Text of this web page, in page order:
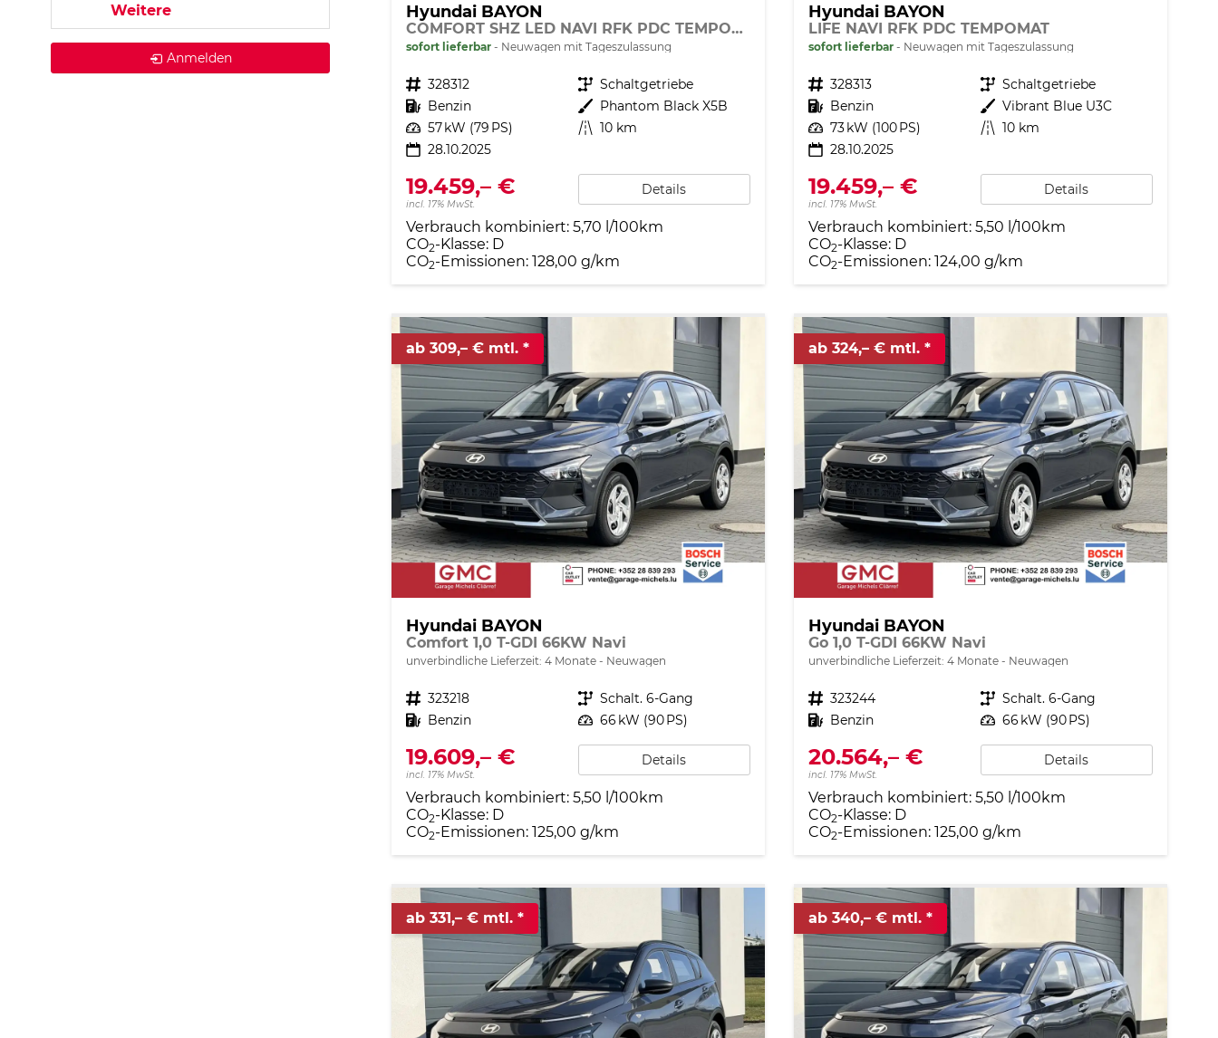
Hyundai BAYON
COMFORT SHZ LED NAVI RFK PDC TEMPOMAT
sofort lieferbar Neuwagen mit Tageszulassung
Fahrzeugnr. 328312 Getriebe Schaltgetriebe
Kraftstoff Benzin Außenfarbe Phantom Black X5B
Leistung 57 kW (79 PS) Kilometerstand 10 km
28.10.2025
19.459,– €
incl. 17% MwSt.
Details
Verbrauch kombiniert: 5,70 l/100km
CO2-Klasse: D
CO2-Emissionen: 128,00 g/km
Hyundai BAYON
LIFE NAVI RFK PDC TEMPOMAT
sofort lieferbar Neuwagen mit Tageszulassung
Fahrzeugnr. 328313 Getriebe Schaltgetriebe
Kraftstoff Benzin Außenfarbe Vibrant Blue U3C
Leistung 73 kW (100 PS) Kilometerstand 10 km
28.10.2025
19.459,– €
incl. 17% MwSt.
Details
Verbrauch kombiniert: 5,50 l/100km
CO2-Klasse: D
CO2-Emissionen: 124,00 g/km
ab 309,– € mtl.
Hyundai BAYON
Comfort 1,0 T-GDI 66KW Navi
unverbindliche Lieferzeit: 4 Monate Neuwagen
Fahrzeugnr. 323218 Getriebe Schalt. 6-Gang
Kraftstoff Benzin Leistung 66 kW (90 PS)
19.609,– €
incl. 17% MwSt.
Details
Verbrauch kombiniert: 5,50 l/100km
CO2-Klasse: D
CO2-Emissionen: 125,00 g/km
ab 324,– € mtl.
Hyundai BAYON
Go 1,0 T-GDI 66KW Navi
unverbindliche Lieferzeit: 4 Monate Neuwagen
Fahrzeugnr. 323244 Getriebe Schalt. 6-Gang
Kraftstoff Benzin Leistung 66 kW (90 PS)
20.564,– €
incl. 17% MwSt.
Details
Verbrauch kombiniert: 5,50 l/100km
CO2-Klasse: D
CO2-Emissionen: 125,00 g/km
ab 331,– € mtl. ab 340,– € mtl.
Weitere
Anmelden